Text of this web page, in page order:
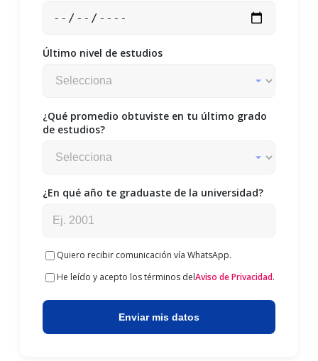
Último nivel de estudios
¿Qué promedio obtuviste en tu último grado
de estudios?
¿En qué año te graduaste de la universidad?
Quiero recibir comunicación vía WhatsApp.
He leído y acepto los términos delAviso de Privacidad.
Enviar mis datos